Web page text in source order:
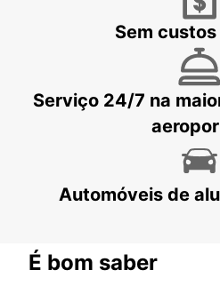
AKUREYRI - ICELAND
Sem
Serviço 24/7 na
Automóveis de
É bom saber